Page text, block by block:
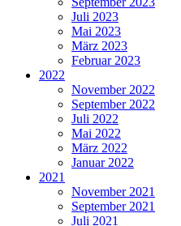
Juli 2023
Mai 2023
März 2023
Februar 2023
2022
November 2022
September 2022
Juli 2022
Mai 2022
März 2022
Januar 2022
2021
November 2021
September 2021
Juli 2021